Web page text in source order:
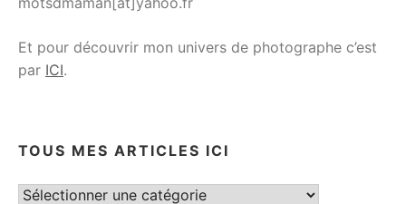
Et pour découvrir mon univers de photographe c’est
par ICI.
TOUS MES ARTICLES ICI
Tous